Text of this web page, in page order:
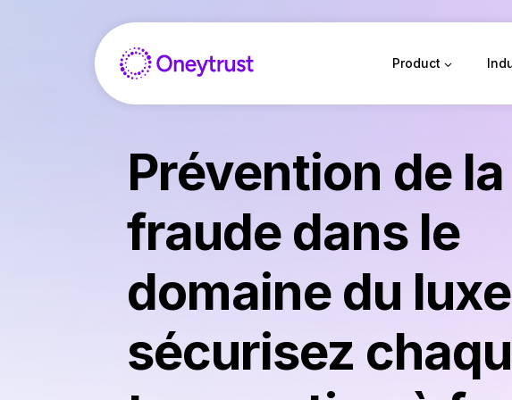
Product
Prévention de la
fraude dans le
domaine du
sécurisez